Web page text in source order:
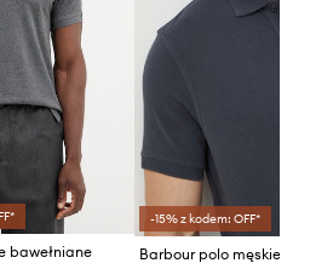
bawełniane
-15% z kodem: OFF*